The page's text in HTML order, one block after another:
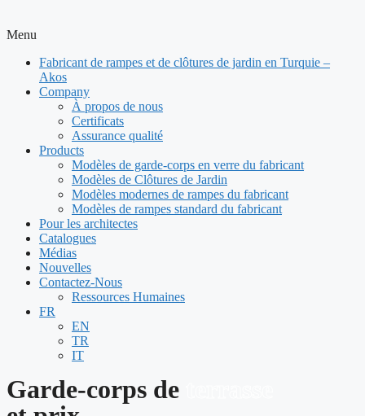
Menu
Fabricant de rampes et de clôtures de jardin en Turquie –
Akos
Company
À propos de nous
Certificats
Assurance qualité
Products
Modèles de garde-corps en verre du fabricant
Modèles de Clôtures de Jardin
Modèles modernes de rampes du fabricant
Modèles de rampes standard du fabricant
Pour les architectes
Catalogues
Médias
Nouvelles
Contactez-Nous
Ressources Humaines
FR
EN
TR
IT
Garde-corps de